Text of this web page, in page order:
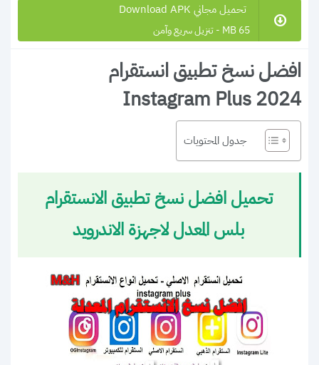
تحميل مجاني Download APK
65 MB - تنزيل سريع وآمن
افضل نسخ تطبيق انستقرام
Instagram Plus 2024
جدول المحتويات
تحميل افضل نسخ تطبيق الانستقرام
بلس المعدل لاجهزة الاندرويد